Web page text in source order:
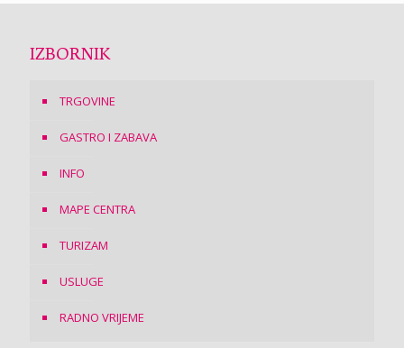
IZBORNIK
TRGOVINE
GASTRO I ZABAVA
INFO
MAPE CENTRA
TURIZAM
USLUGE
RADNO VRIJEME